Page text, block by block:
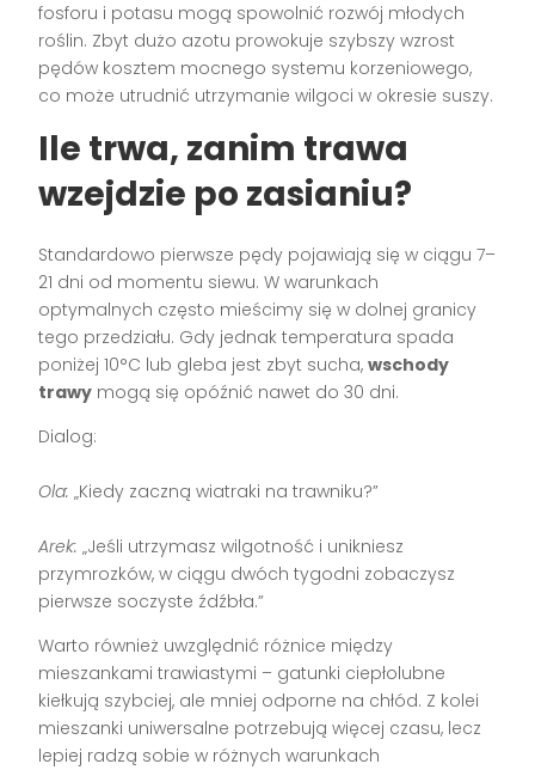
fosforu i potasu mogą spowolnić rozwój młodych
roślin. Zbyt dużo azotu prowokuje szybszy wzrost
pędów kosztem mocnego systemu korzeniowego,
co może utrudnić utrzymanie wilgoci w okresie suszy.
Ile trwa, zanim trawa
wzejdzie po zasianiu?
Standardowo pierwsze pędy pojawiają się w ciągu 7–
21 dni od momentu siewu. W warunkach
optymalnych często mieścimy się w dolnej granicy
tego przedziału. Gdy jednak temperatura spada
poniżej 10°C lub gleba jest zbyt sucha,wschody
trawy mogą się opóźnić nawet do 30 dni.
Dialog:
Ola: „Kiedy zaczną wiatraki na trawniku?”
Arek: „Jeśli utrzymasz wilgotność i unikniesz
przymrozków, w ciągu dwóch tygodni zobaczysz
pierwsze soczyste źdźbła.”
Warto również uwzględnić różnice między
mieszankami trawiastymi – gatunki ciepłolubne
kiełkują szybciej, ale mniej odporne na chłód. Z kolei
mieszanki uniwersalne potrzebują więcej czasu, lecz
lepiej radzą sobie w różnych warunkach